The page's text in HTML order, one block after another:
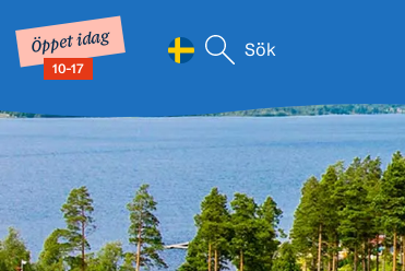
Öppet idag
10-17